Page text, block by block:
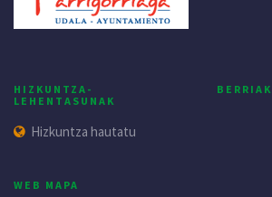
HIZKUNTZA-
LEHENTASUNAK
Hizkuntza hautatu
WEB MAPA
BERRIAK